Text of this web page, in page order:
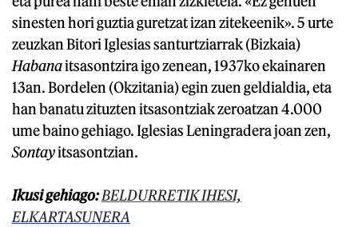
sinesten hori guztia guretzat izan zitekeenik». 5 urte
zeuzkan Bitori Iglesias santurtziarrak (Bizkaia)
Habanaitsasontzira igo zenean, 1937ko ekainaren
13an. Bordelen (Okzitania) egin zuen geldialdia, eta
han banatu zituzten itsasontziak zeroatzan 4.000
ume baino gehiago. Iglesias Leningradera joan zen,
Sontayitsasontzian.
Ikusi gehiago:BELDURRETIK IHESI,
ELKARTASUNERA